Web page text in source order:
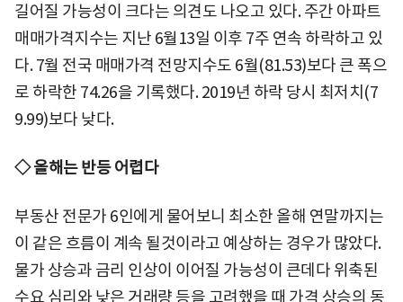
길어질 가능성이 크다는 의견도 나오고 있다. 주간 아파트
매매가격지수는 지난 6월13일 이후 7주 연속 하락하고 있
다. 7월 전국 매매가격 전망지수도 6월(81.53)보다 큰 폭으
로 하락한 74.26을 기록했다. 2019년 하락 당시 최저치(7
9.99)보다 낮다.
◇ 올해는 반등 어렵다
부동산 전문가 6인에게 물어보니 최소한 올해 연말까지는
이 같은 흐름이 계속 될것이라고 예상하는 경우가 많았다.
물가 상승과 금리 인상이 이어질 가능성이 큰데다 위축된
수요 심리와 낮은 거래량 등을 고려했을 때 가격 상승의 동